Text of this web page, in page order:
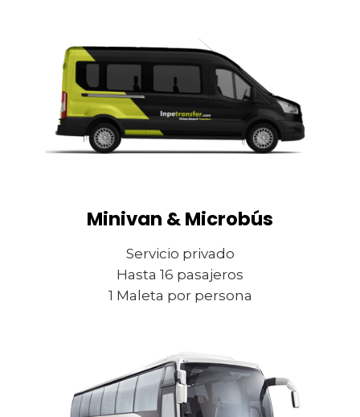
Minivan & Microbús
Servicio privado
Hasta 16 pasajeros
1 Maleta por persona